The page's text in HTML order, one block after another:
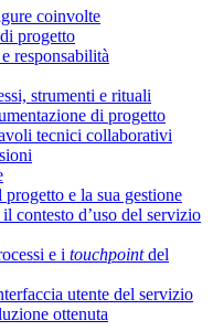
coinvolte
progetto
responsabilità
strumenti e rituali
di progetto
tecnici collaborativi
e la sua gestione
contesto d’uso del servizio
e i touchpointdel
utente del servizio
ottenuta